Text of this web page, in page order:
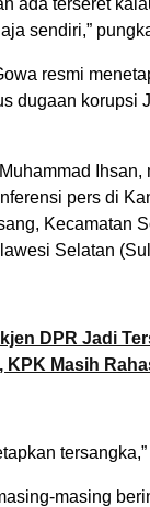
ada terseret
sendiri,”
resmi
dugaan korupsi
Ihsan,
pers di
Kecamatan
Selatan
DPR Jadi
KPK Masih
masing